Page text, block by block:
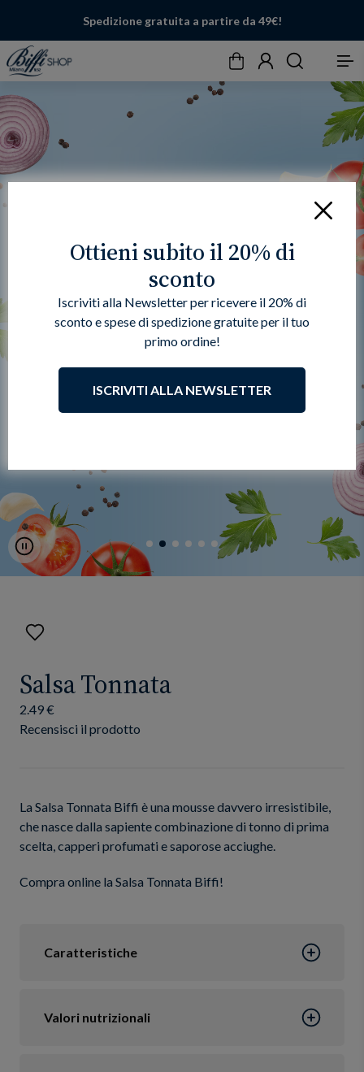
Spedizione gratuita a partire da 49€!
CarrelloAccountCerca Menu
Pause
Aggiungi
Salsa Tonnata
2.49 €
Recensisci il prodotto
La Salsa Tonnata Biffi è una mousse davvero irresistibile,
che nasce dalla sapiente combinazione di tonno di prima
scelta, capperi profumati e saporose acciughe.
Compra online la Salsa Tonnata Biffi!
Caratteristiche
Valori nutrizionali
Chiudi
Ottieni subito il 20% di
sconto
Iscriviti alla Newsletter per ricevere il 20% di
sconto e spese di spedizione gratuite per il tuo
primo ordine!
ISCRIVITI ALLA NEWSLETTER